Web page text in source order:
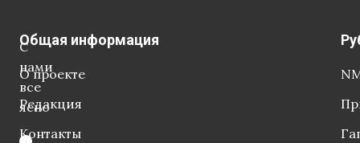
С
нами
все
ясно
Общая информация
О проекте
Редакция
Контакты